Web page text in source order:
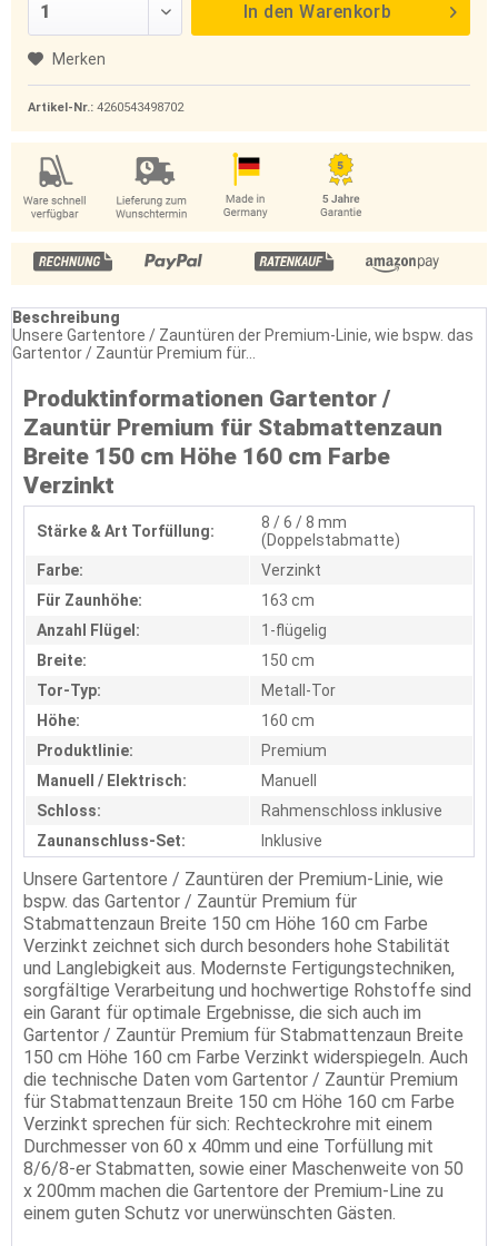
In den Warenkorb
Merken
Artikel-Nr.: 4260543498702
Beschreibung
Unsere Gartentore / Zauntüren der Premium-Linie, wie bspw. das
Gartentor / Zauntür Premium für...
Produktinformationen Gartentor /
Zauntür Premium für Stabmattenzaun
Breite 150 cm Höhe 160 cm Farbe
Verzinkt
Stärke & Art Torfüllung:
8 / 6 / 8 mm
(Doppelstabmatte)
Farbe:
Verzinkt
Für Zaunhöhe:
163 cm
Anzahl Flügel:
1-flügelig
Breite:
150 cm
Tor-Typ:
Metall-Tor
Höhe:
160 cm
Produktlinie:
Premium
Manuell / Elektrisch:
Manuell
Schloss:
Rahmenschloss inklusive
Zaunanschluss-Set:
Inklusive
Unsere Gartentore / Zauntüren der Premium-Linie, wie
bspw. das Gartentor / Zauntür Premium für
Stabmattenzaun Breite 150 cm Höhe 160 cm Farbe
Verzinkt zeichnet sich durch besonders hohe Stabilität
und Langlebigkeit aus. Modernste Fertigungstechniken,
sorgfältige Verarbeitung und hochwertige Rohstoffe sind
ein Garant für optimale Ergebnisse, die sich auch im
Gartentor / Zauntür Premium für Stabmattenzaun Breite
150 cm Höhe 160 cm Farbe Verzinkt widerspiegeln. Auch
die technische Daten vom Gartentor / Zauntür Premium
für Stabmattenzaun Breite 150 cm Höhe 160 cm Farbe
Verzinkt sprechen für sich: Rechteckrohre mit einem
Durchmesser von 60 x 40mm und eine Torfüllung mit
8/6/8-er Stabmatten, sowie einer Maschenweite von 50
x 200mm machen die Gartentore der Premium-Line zu
einem guten Schutz vor unerwünschten Gästen.